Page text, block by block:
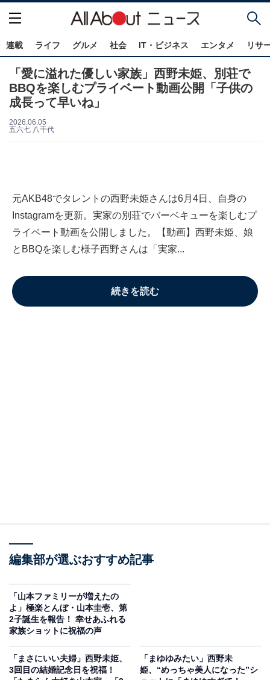
連載 ライフ グルメ 社会 IT・ビジネス エンタメ リサ
「愛に溢れた優しい家族」西野未姫、別荘で
BBQを楽しむプライベート動画公開「子供の
成長って早いね」
2026.06.05
五六七 八千代
元AKB48でタレントの西野未姫さんは6月4日、自身の
Instagramを更新。実家の別荘でバーベキューを楽しむプ
ライベート動画を公開しました。【動画】西野未姫、娘
とBBQを楽しむ様子西野さんは「実家...
続きを読む
編集部が選ぶおすすめ記事
「山本ファミリーが増えたの
よ」極楽とんぼ・山本圭壱、第
2子誕生を報告！ 幸せあふれる
家族ショットに祝福の声
「まさにいい夫婦」西野未姫、
3回目の結婚記念日を祝福！
「まゆゆみたい」西野未
姫、“めっちゃ美人になった”シ